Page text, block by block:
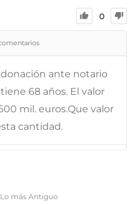
0
ante notario
68 años. El valor
mil. euros.Que valor
cantidad.
Lo más Antiguo